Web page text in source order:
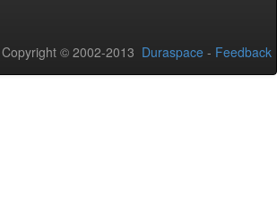
Copyright © 2002-2013 Duraspace - Feedback